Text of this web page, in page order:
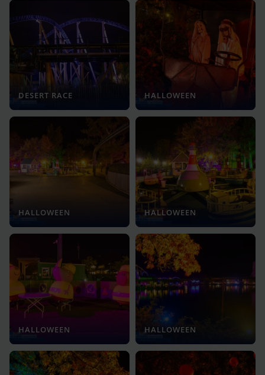
DESERT RACE HALLOWEEN
HALLOWEEN HALLOWEEN
HALLOWEEN HALLOWEEN